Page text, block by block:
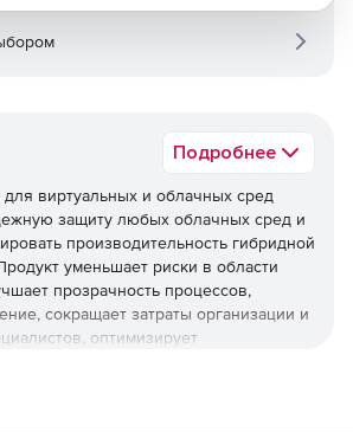
Подробнее
для виртуальных и облачных сред
защиту любых облачных сред и
производительность гибридной
уменьшает риски в области
прозрачность процессов,
сокращает затраты организации и
оптимизирует